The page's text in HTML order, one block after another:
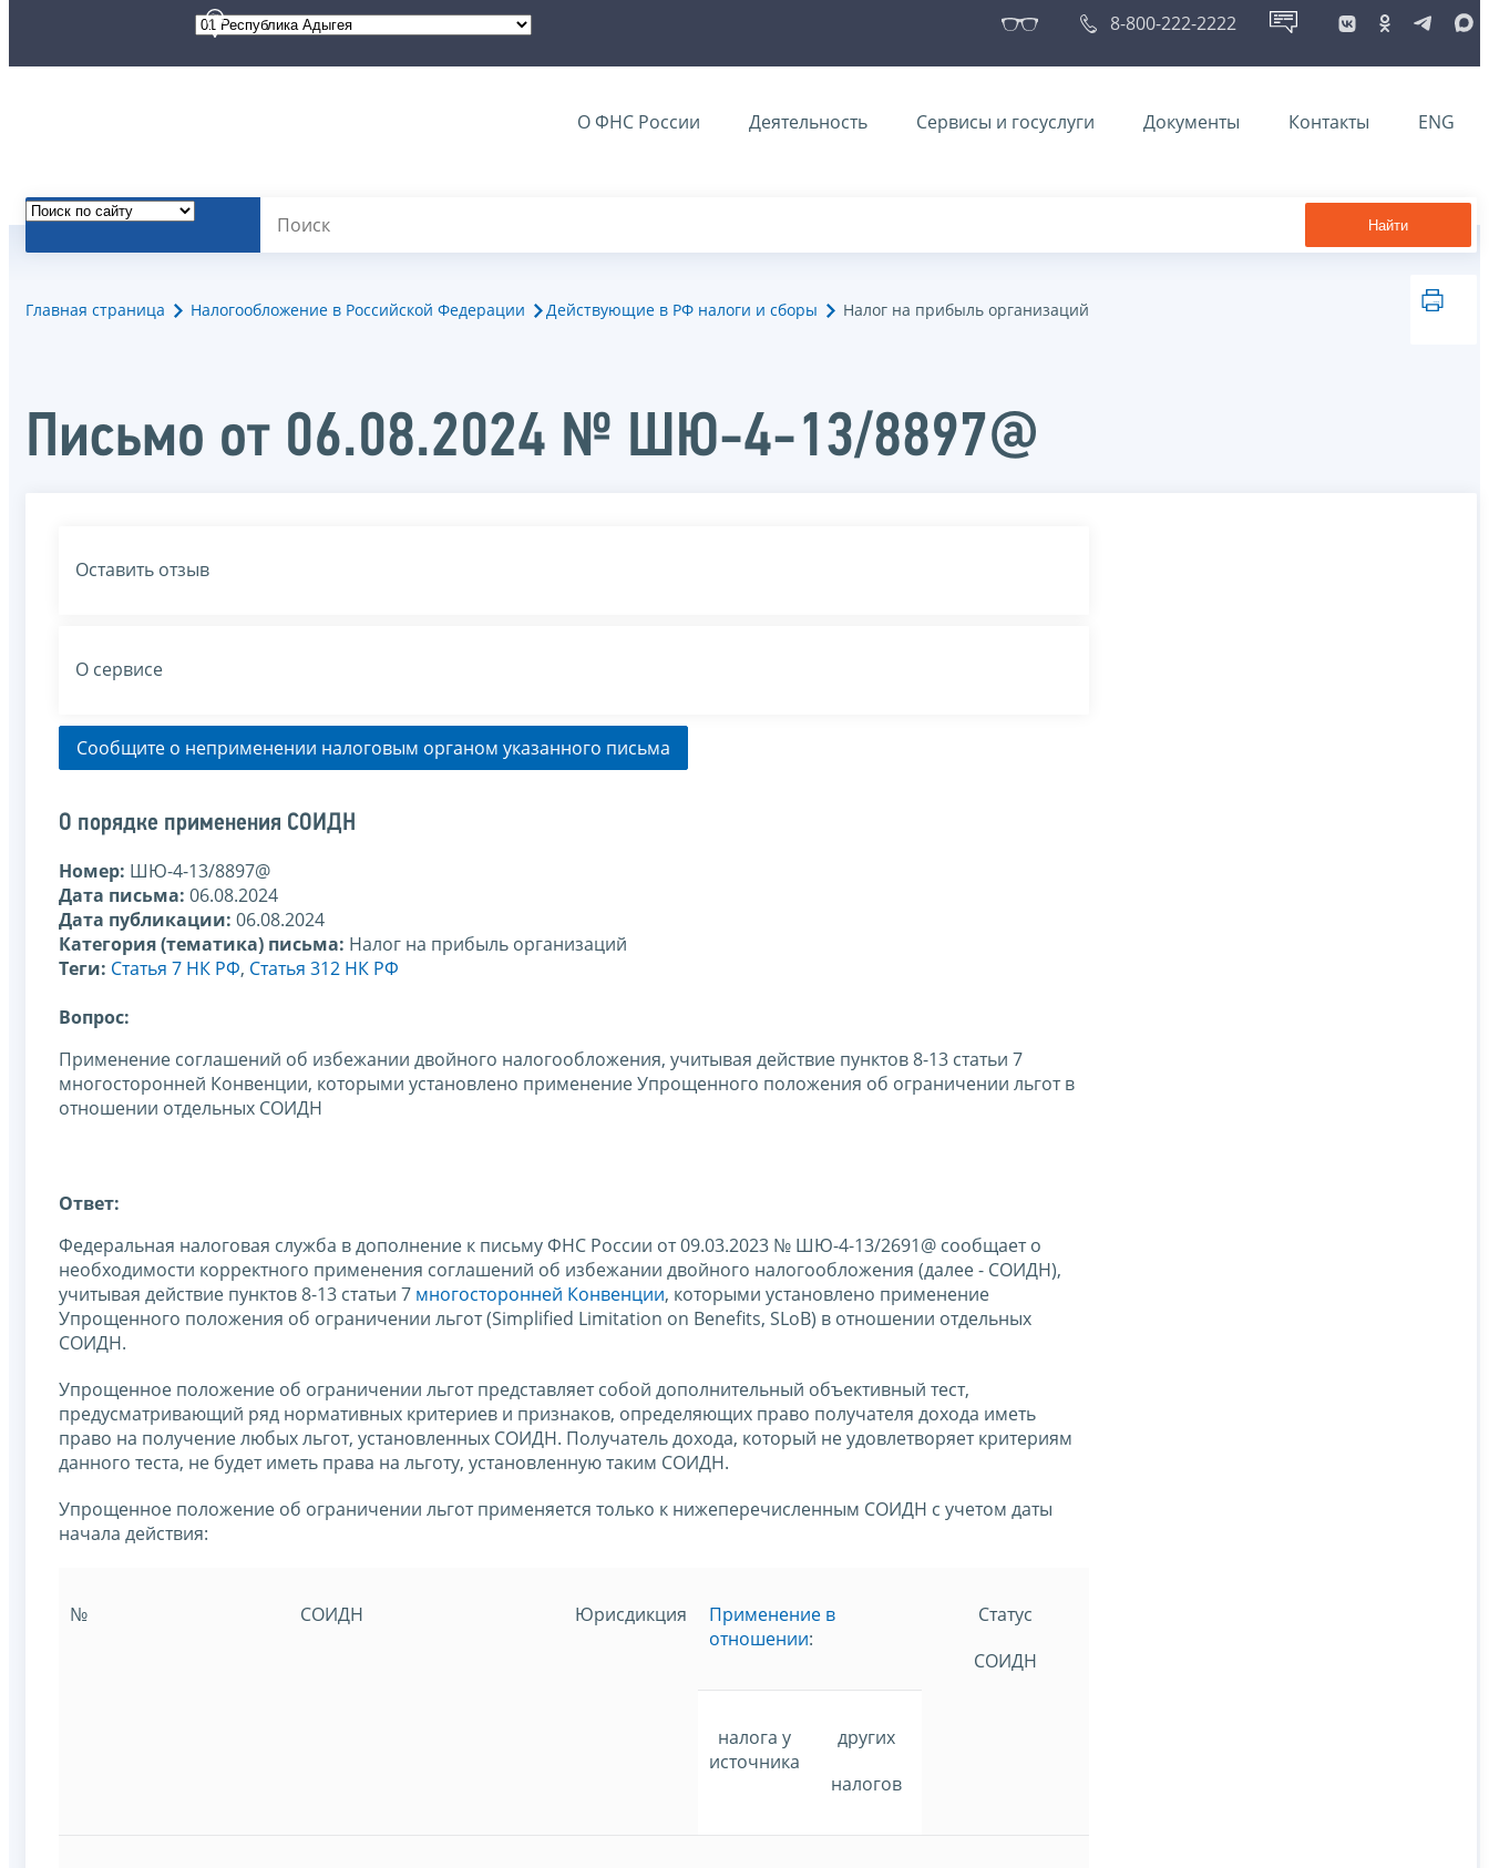
8-800-222-2222
О ФНС России Деятельность Сервисы и госуслуги Документы Контакты ENG
Найти
Главная страница Налогообложение в Российской Федерации Действующие в РФ налоги и сборы Налог на прибыль организаций
Письмо от 06.08.2024 № ШЮ-4-13/8897@
Оставить отзыв
О сервисе
Сообщите о неприменении налоговым органом указанного письма
О порядке применения СОИДН
Номер: ШЮ-4-13/8897@
Дата письма: 06.08.2024
Дата публикации: 06.08.2024
Категория (тематика) письма: Налог на прибыль организаций
Теги: Статья 7 НК РФ, Статья 312 НК РФ
Вопрос:
Применение соглашений об избежании двойного налогообложения, учитывая действие пунктов 8-13 статьи 7
многосторонней Конвенции, которыми установлено применение Упрощенного положения об ограничении льгот в
отношении отдельных СОИДН
Ответ:
Федеральная налоговая служба в дополнение к письму ФНС России от 09.03.2023 № ШЮ-4-13/2691@ сообщает о
необходимости корректного применения соглашений об избежании двойного налогообложения (далее - СОИДН),
учитывая действие пунктов 8-13 статьи 7 многосторонней Конвенции, которыми установлено применение
Упрощенного положения об ограничении льгот (Simplified Limitation on Benefits, SLoB) в отношении отдельных
СОИДН.
Упрощенное положение об ограничении льгот представляет собой дополнительный объективный тест,
предусматривающий ряд нормативных критериев и признаков, определяющих право получателя дохода иметь
право на получение любых льгот, установленных СОИДН. Получатель дохода, который не удовлетворяет критериям
данного теста, не будет иметь права на льготу, установленную таким СОИДН.
Упрощенное положение об ограничении льгот применяется только к нижеперечисленным СОИДН с учетом даты
начала действия:
№ СОИДН Юрисдикция
Применение в
отношении:
Статус
СОИДН
налога у
источника
других
налогов